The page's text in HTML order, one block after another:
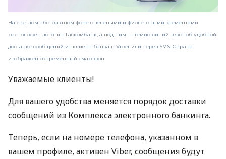
На светлом абстрактном фоне с зелеными и фиолетовыми элементами
расположен логотип Таскомбанк, а под ним — темно-синий текст об удобной
доставке сообщений из клиент-банка в Viber или через SMS. Справа
изображен современный смартфон
Уважаемые клиенты!
Для вашего удобства меняется порядок доставки
сообщений из Комплекса электронного банкинга.
Теперь, если на номере телефона, указанном в
вашем профиле, активен Viber, сообщения будут